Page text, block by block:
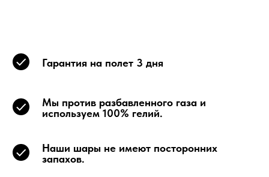
Гарантия на полет 3 дня
Мы против разбавленного газа и
используем 100% гелий.
Наши шары не имеют посторонних
запахов.